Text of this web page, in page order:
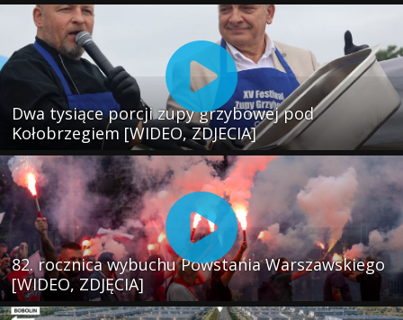
Dwa tysiące porcji zupy grzybowej pod
Kołobrzegiem [WIDEO, ZDJECIA]
82. rocznica wybuchu Powstania Warszawskiego
[WIDEO, ZDJĘCIA]